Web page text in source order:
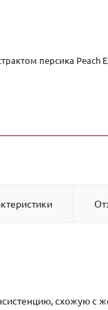
персика Peach
схожую с